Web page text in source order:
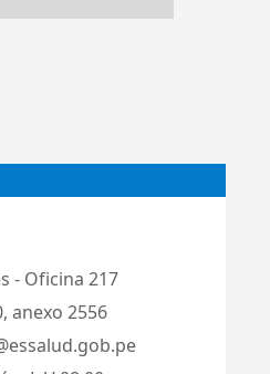
- Oficina 217
anexo 2556